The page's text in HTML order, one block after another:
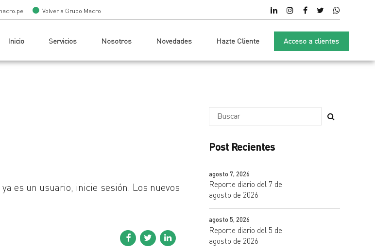
Volver a Grupo Macro
Inicio Servicios Nosotros Novedades Hazte Cliente Acceso a clientes
es un usuario, inicie sesión. Los nuevos
Post Recientes
agosto 7, 2026
Reporte diario del 7 de
agosto de 2026
agosto 5, 2026
Reporte diario del 5 de
agosto de 2026